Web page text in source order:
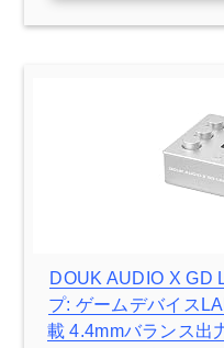
DOUK AUDIO X GD
プ: ゲームデバイス
載 4.4mmバランス出